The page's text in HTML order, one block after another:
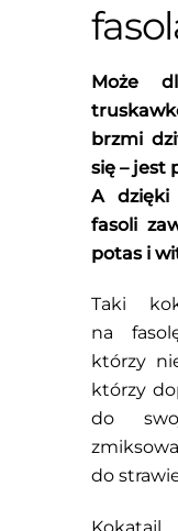
Może
brzmi
się – jest
A dzięki
fasoli
potas i
Taki
na
którzy
którzy
do
do